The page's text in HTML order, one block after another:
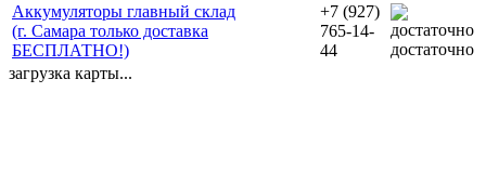
Аккумуляторы главный склад
(г. Самара только доставка
БЕСПЛАТНО!)
+7 (927)
765-14-
44
достаточно
загрузка карты...